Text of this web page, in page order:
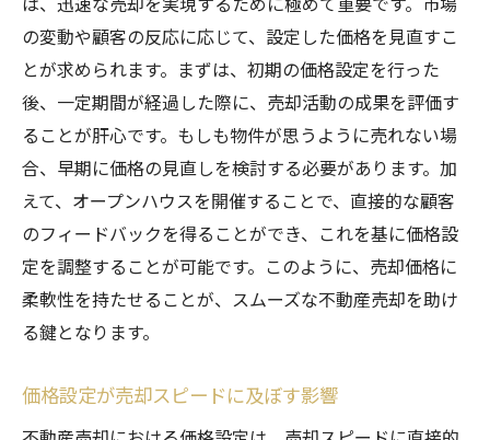
の変動や顧客の反応に応じて、設定した価格を見直すこ
とが求められます。まずは、初期の価格設定を行った
後、一定期間が経過した際に、売却活動の成果を評価す
ることが肝心です。もしも物件が思うように売れない場
合、早期に価格の見直しを検討する必要があります。加
えて、オープンハウスを開催することで、直接的な顧客
のフィードバックを得ることができ、これを基に価格設
定を調整することが可能です。このように、売却価格に
柔軟性を持たせることが、スムーズな不動産売却を助け
る鍵となります。
価格設定が売却スピードに及ぼす影響